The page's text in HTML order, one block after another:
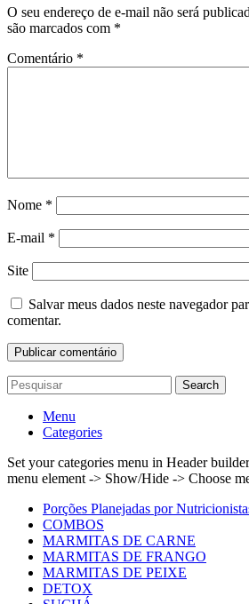
O seu endereço de e-mail não será
são marcados com *
Comentário *
Nome *
E-mail *
Site
Salvar meus dados neste navegador
comentar.
Search
Menu
Categories
Set your categories menu in Header
menu element -> Show/Hide -> Choose
Porções Planejadas por
COMBOS
MARMITAS DE CARNE
MARMITAS DE FRANGO
MARMITAS DE PEIXE
DETOX